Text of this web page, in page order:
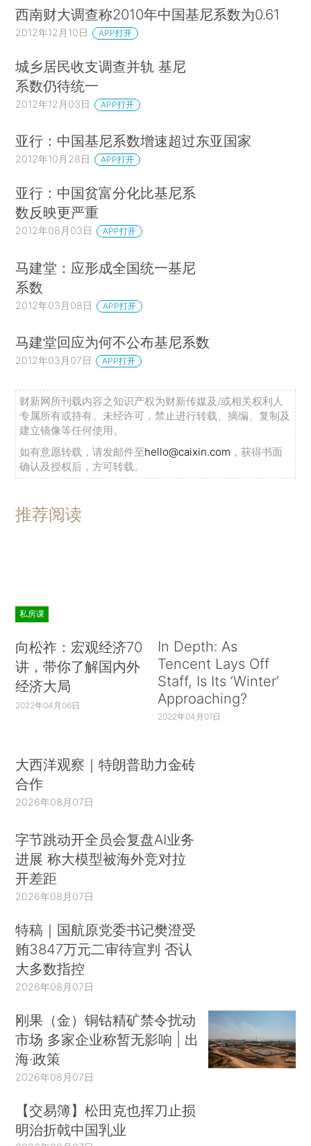
西南财大调查称2010年中国基尼系数为0.61
2012年12月10日 APP打开
城乡居民收支调查并轨 基尼
系数仍待统一
2012年12月03日 APP打开
亚行：中国基尼系数增速超过东亚国家
2012年10月28日 APP打开
亚行：中国贫富分化比基尼系
数反映更严重
2012年08月03日 APP打开
马建堂：应形成全国统一基尼
系数
2012年03月08日 APP打开
马建堂回应为何不公布基尼系数
2012年03月07日 APP打开
财新网所刊载内容之知识产权为财新传媒及/或相关权利人
专属所有或持有。未经许可，禁止进行转载、摘编、复制及
建立镜像等任何使用。
如有意愿转载，请发邮件至hello@caixin.com ，获得书面
确认及授权后，方可转载。
推荐阅读
私房课
向松祚：宏观经济70
讲，带你了解国内外
经济大局
2022年04月06日
In Depth: As
Tencent Lays Off
Staff, Is Its ‘Winter’
Approaching?
2022年04月01日
大西洋观察｜特朗普助力金砖
合作
2026年08月07日
字节跳动开全员会复盘AI业务
进展 称大模型被海外竞对拉
开差距
2026年08月07日
特稿｜国航原党委书记樊澄受
贿3847万元二审待宣判 否认
大多数指控
2026年08月07日
刚果（金）铜钴精矿禁令扰动
市场 多家企业称暂无影响 | 出
海·政策
2026年08月07日
【交易簿】松田克也挥刀止损
明治折戟中国乳业